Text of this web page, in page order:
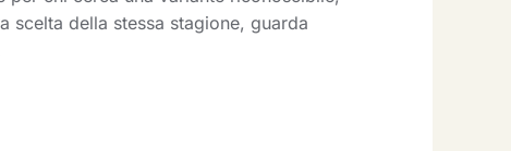
scelta della stessa stagione, guarda